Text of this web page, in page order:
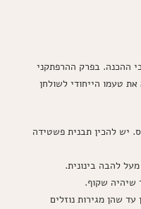
ההכנה. בפרק ההרפתקני
טעמו הייחודי לשולחן
מעלות צלזיוס. יש להכין תבנית פשטידה
עד שהן מגירות נוזלים